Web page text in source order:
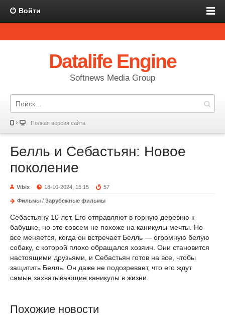
Войти
Datalife Engine
Softnews Media Group
Полная версия сайта
Белль и Себастьян: Новое
поколение
Vibix 18-10-2024, 15:15 57
Фильмы / Зарубежные фильмы
Себастьяну 10 лет. Его отправляют в горную деревню к
бабушке, но это совсем не похоже на каникулы мечты. Но
все меняется, когда он встречает Белль — огромную белую
собаку, с которой плохо обращался хозяин. Они становится
настоящими друзьями, и Себастьян готов на все, чтобы
защитить Белль. Он даже не подозревает, что его ждут
самые захватывающие каникулы в жизни.
Похожие новости